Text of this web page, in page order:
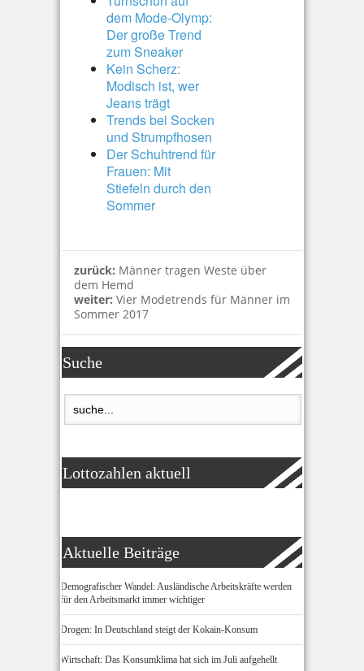
dem Mode-Olymp:
Der große Trend
zum Sneaker
Kein Scherz:
Modisch ist, wer
Jeans trägt
Trends bei Socken
und Strumpfhosen
Der Schuhtrend für
Frauen: Mit
Stiefeln durch den
Sommer
zurück: Männer tragen Weste über
dem Hemd
weiter: Vier Modetrends für Männer im
Sommer 2017
Suche
Lottozahlen aktuell
Aktuelle Beiträge
Demografischer Wandel: Ausländische Arbeitskräfte werden
für den Arbeitsmarkt immer wichtiger
Drogen: In Deutschland steigt der Kokain-Konsum
Wirtschaft: Das Konsumklima hat sich im Juli aufgehellt